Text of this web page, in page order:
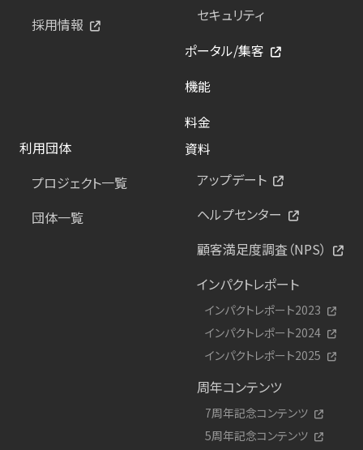
採用情報
セキュリティ
ポータル/集客
機能
料金
利用団体
プロジェクト一覧
団体一覧
資料
アップデート
ヘルプセンター
顧客満足度調査（NPS）
インパクトレポート
インパクトレポート2023
インパクトレポート2024
インパクトレポート2025
周年コンテンツ
7周年記念コンテンツ
5周年記念コンテンツ